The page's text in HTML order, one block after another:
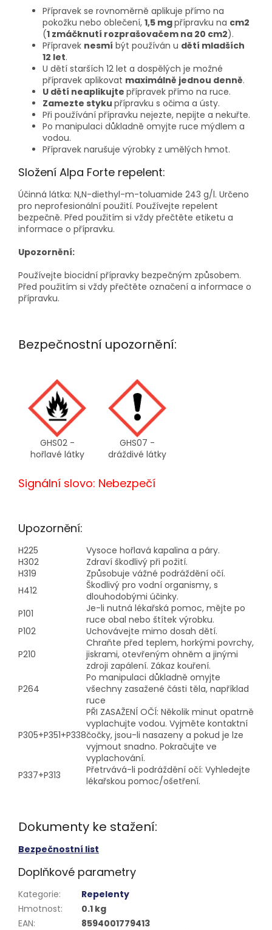
Přípravek se rovnoměrně aplikuje přímo na
pokožku nebo oblečení, 1,5 mgpřípravku na cm2
(1 zmáčknutí rozprašovačem na 20 cm2).
Přípravek nesmí být používán u dětí mladších
12 let.
U dětí starších 12 let a dospělých je možné
přípravek aplikovat maximálně jednou denně.
U dětí neaplikujte přípravek přímo na ruce.
Zamezte styku přípravku s očima a ústy.
Při používání přípravku nejezte, nepijte a nekuřte.
Po manipulaci důkladně omyjte ruce mýdlem a
vodou.
Přípravek narušuje výrobky z umělých hmot.
Složení Alpa Forte repelent:
Účinná látka: N,N-diethyl-m-toluamide 243 g/l. Určeno
pro neprofesionální použití. Používejte repelent
bezpečně. Před použitím si vždy přečtěte etiketu a
informace o přípravku.
Upozornění:
Používejte biocidní přípravky bezpečným způsobem.
Před použitím si vždy přečtěte označení a informace o
přípravku.
Bezpečnostní upozornění:
GHS02 -
hořlavé látky
GHS07 -
dráždivé látky
Signální slovo: Nebezpečí
Upozornění:
H225
Vysoce hořlavá kapalina a páry.
H302
Zdraví škodlivý při požití.
H319
Způsobuje vážné podráždění očí.
H412
Škodlivý pro vodní organismy, s
dlouhodobými účinky.
P101
Je-li nutná lékařská pomoc, mějte po
ruce obal nebo štítek výrobku.
P102
Uchovávejte mimo dosah dětí.
P210
Chraňte před teplem, horkými povrchy,
jiskrami, otevřeným ohněm a jinými
zdroji zapálení. Zákaz kouření.
P264
Po manipulaci důkladně omyjte
všechny zasažené části těla, například
ruce
P305+P351+P338
PŘI ZASAŽENÍ OČÍ: Několik minut opatrně
vyplachujte vodou. Vyjměte kontaktní
čočky, jsou-li nasazeny a pokud je lze
vyjmout snadno. Pokračujte ve
vyplachování.
P337+P313
Přetrvává-li podráždění očí: Vyhledejte
lékařskou pomoc/ošetření.
Dokumenty ke stažení:
Bezpečnostní list
Doplňkové parametry
Kategorie:
Repelenty
Hmotnost:
0.1 kg
EAN:
8594001779413